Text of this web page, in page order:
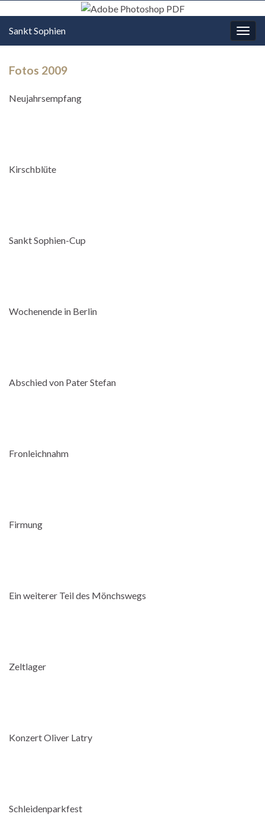
Sankt Sophien
Fotos 2009
Neujahrsempfang
Kirschblüte
Sankt Sophien-Cup
Wochenende in Berlin
Abschied von Pater Stefan
Fronleichnahm
Firmung
Ein weiterer Teil des Mönchswegs
Zeltlager
Konzert Oliver Latry
Schleidenparkfest